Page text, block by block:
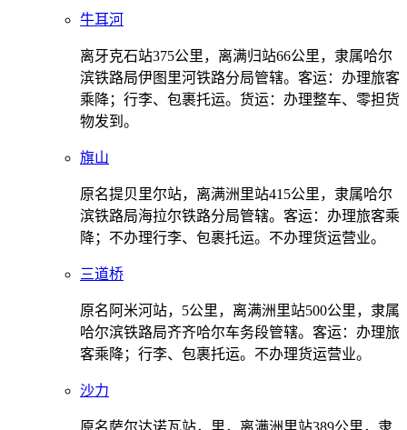
牛耳河
离牙克石站375公里，离满归站66公里，隶属哈尔
滨铁路局伊图里河铁路分局管辖。客运：办理旅客
乘降；行李、包裹托运。货运：办理整车、零担货
物发到。
旗山
原名提贝里尔站，离满洲里站415公里，隶属哈尔
滨铁路局海拉尔铁路分局管辖。客运：办理旅客乘
降；不办理行李、包裹托运。不办理货运营业。
三道桥
原名阿米河站，5公里，离满洲里站500公里，隶属
哈尔滨铁路局齐齐哈尔车务段管辖。客运：办理旅
客乘降；行李、包裹托运。不办理货运营业。
沙力